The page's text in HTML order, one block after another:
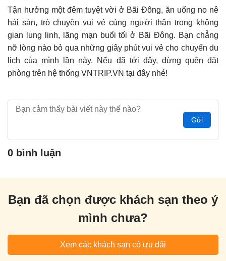
Tận hưởng một đêm tuyệt vời ở Bãi Đông, ăn uống no nê
hải sản, trò chuyện vui vẻ cùng người thân trong không
gian lung linh, lãng mạn buổi tối ở Bãi Đông. Bạn chẳng
nỡ lòng nào bỏ qua những giây phút vui vẻ cho chuyến du
lịch của mình lần này. Nếu đã tới đây, đừng quên đặt
phòng trên hệ thống VNTRIP.VN tại đây nhé!
Gửi
0 bình luận
Bạn đã chọn được khách sạn theo ý
mình chưa?
Xem các khách sạn có ưu đãi